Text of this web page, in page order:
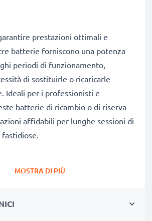
prestazioni ottimali e
batterie forniscono una potenza
periodi di funzionamento,
di sostituirle o ricaricarle
Ideali per i professionisti e
batterie di ricambio o di riserva
affidabili per lunghe sessioni di
fastidiose.
TR2000 & altri modelli. Clicca su
MOSTRA DI PIÙ